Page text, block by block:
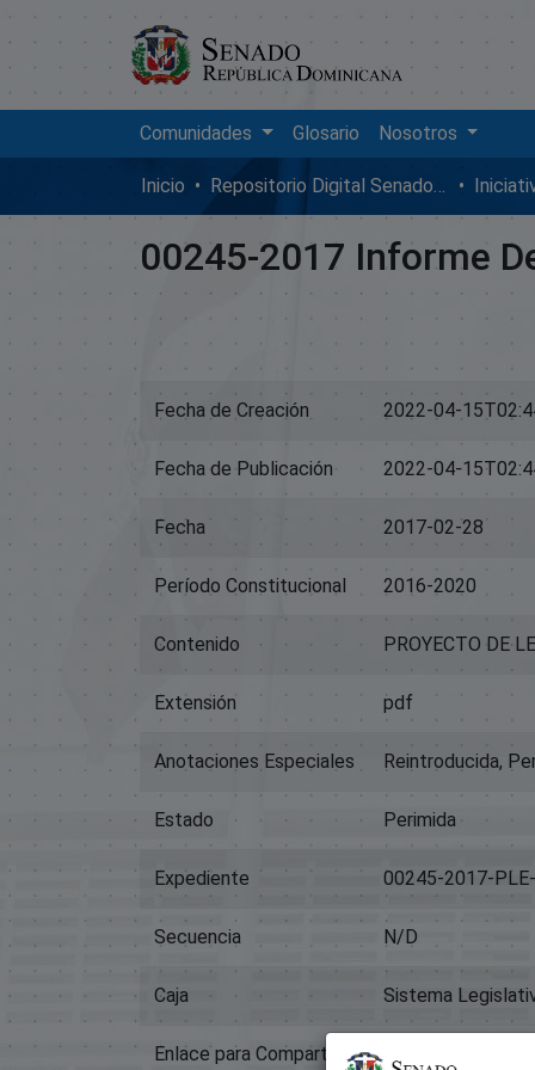
Comunidades Glosario Nosotros
Inicio Repositorio Digital SenadoRD
00245-2017 Informe
Fecha de Creación 2022-04-
Fecha de Publicación 2022-04-
Fecha 2017-02-28
Período Constitucional 2016-2020
Contenido PROYECTO DE
Extensión pdf
Anotaciones Especiales Reintroducida,
Estado Perimida
Expediente 00245-2017-
Secuencia N/D
Caja Sistema
Enlace para Compartir